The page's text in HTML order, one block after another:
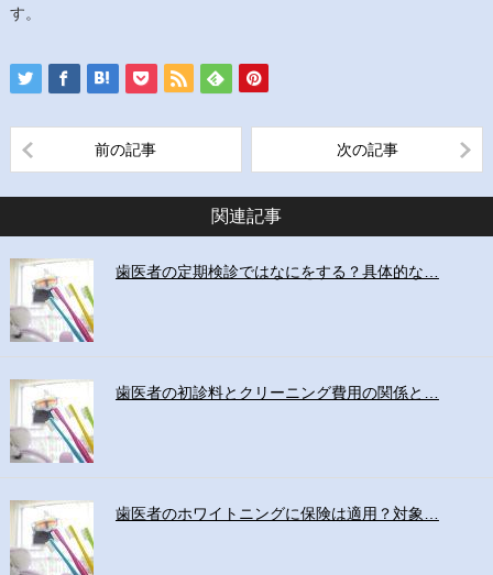
す。
前の記事 次の記事
関連記事
歯医者の定期検診ではなにをする？具体的な…
歯医者の初診料とクリーニング費用の関係と…
歯医者のホワイトニングに保険は適用？対象…